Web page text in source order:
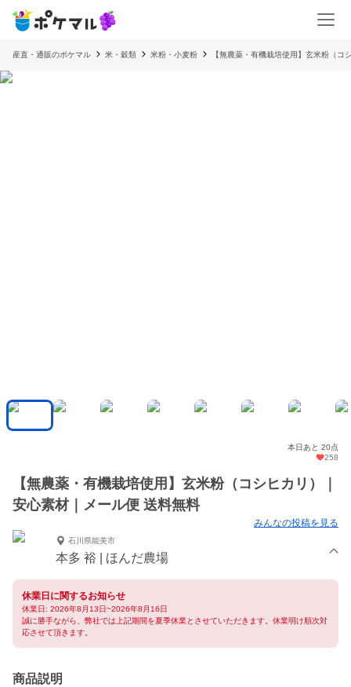
産直・通販のポケマル 米・穀類 米粉・小麦粉 【無農薬・有機栽培使用】玄米粉（
本日あと 20点
258
【無農薬・有機栽培使用】玄米粉（コシヒカリ）｜
安心素材｜メール便 送料無料
みんなの投稿を見る
石川県能美市
本多 裕 | ほんだ農場
休業日に関するお知らせ
休業日: 2026年8月13日~2026年8月16日
誠に勝手ながら、弊社では上記期間を夏季休業とさせていただきます。休業明け順次対
応させて頂きます。
商品説明